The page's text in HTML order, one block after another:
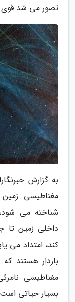
تصور می شد قوی
به گزارش
مغناطیسی
شناخته می
داخلی زمین تا
کند، امتداد می
باردار هستند
مغناطیسی
بسیار حیاتی